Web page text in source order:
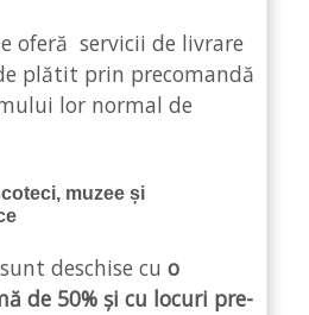
oferă servicii de livrare
plătit prin precomandă
lor normal de
muzee și
deschise cu o
de 50% și cu locuri pre-